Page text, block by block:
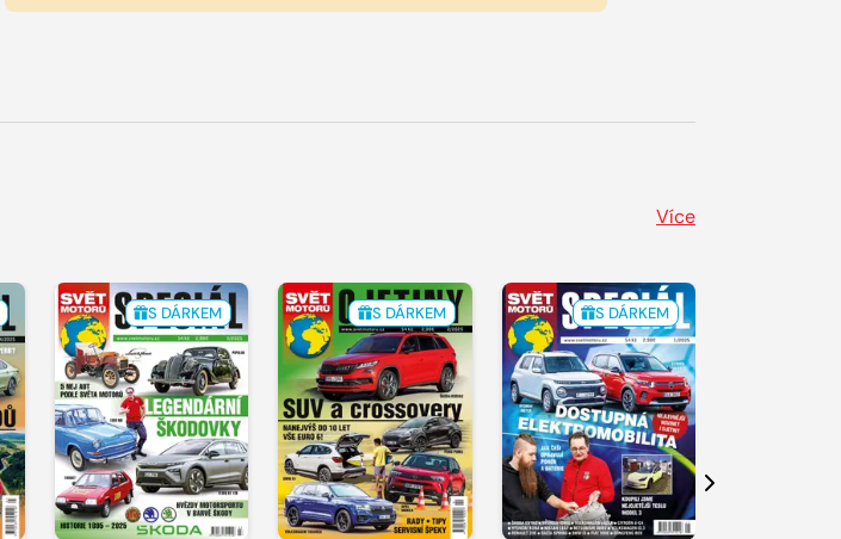
Více
S DÁRKEM S DÁRKEM S DÁRKEM
Další